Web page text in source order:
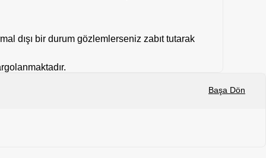
dışı bir durum gözlemlerseniz zabıt tutarak
Başa Dön